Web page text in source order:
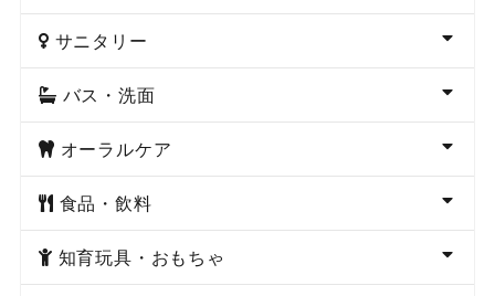
サニタリー
バス・洗面
オーラルケア
食品・飲料
知育玩具・おもちゃ